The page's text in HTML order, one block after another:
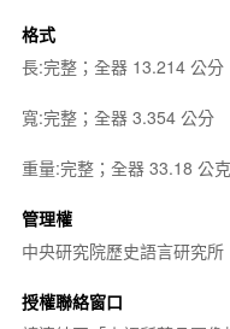
格式
長:完整；全器 13.214 公分
寬:完整；全器 3.354 公分
重量:完整；全器 33.18 公克
管理權
中央研究院歷史語言研究所
授權聯絡窗口